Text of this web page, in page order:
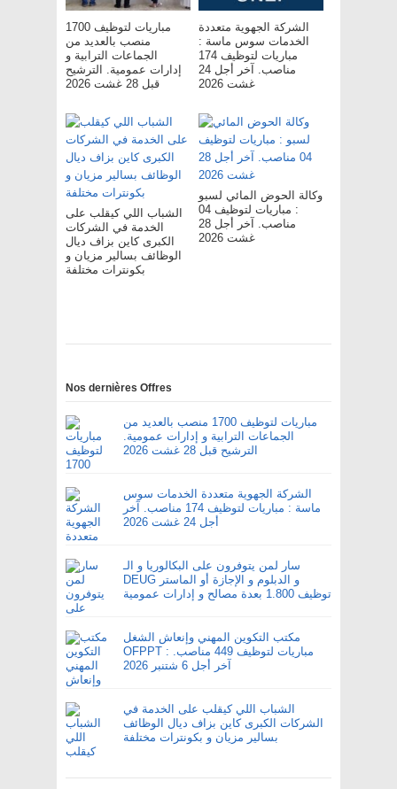
مباريات لتوظيف 1700
منصب بالعديد من
الجماعات الترابية و
إدارات عمومية. الترشيح
قبل 28 غشت 2026
الشركة الجهوية متعددة
الخدمات سوس ماسة :
مباريات لتوظيف 174
مناصب. آخر أجل 24
غشت 2026
الشباب اللي كيقلب على
الخدمة في الشركات
الكبرى كاين بزاف ديال
الوظائف بسالير مزيان و
بكونترات مختلفة
وكالة الحوض المائي لسبو
: مباريات لتوظيف 04
مناصب. آخر أجل 28
غشت 2026
Nos dernières Offres
مباريات لتوظيف 1700 منصب بالعديد من
الجماعات الترابية و إدارات عمومية.
الترشيح قبل 28 غشت 2026
الشركة الجهوية متعددة الخدمات سوس
ماسة : مباريات لتوظيف 174 مناصب. آخر
أجل 24 غشت 2026
سار لمن يتوفرون على البكالوريا و الـ
DEUG و الدبلوم و الإجازة أو الماستر
توظيف 1.800 بعدة مصالح و إدارات عمومية
مكتب التكوين المهني وإنعاش الشغل
OFPPT : مباريات لتوظيف 449 مناصب.
آخر أجل 6 شتنبر 2026
الشباب اللي كيقلب على الخدمة في
الشركات الكبرى كاين بزاف ديال الوظائف
بسالير مزيان و بكونترات مختلفة